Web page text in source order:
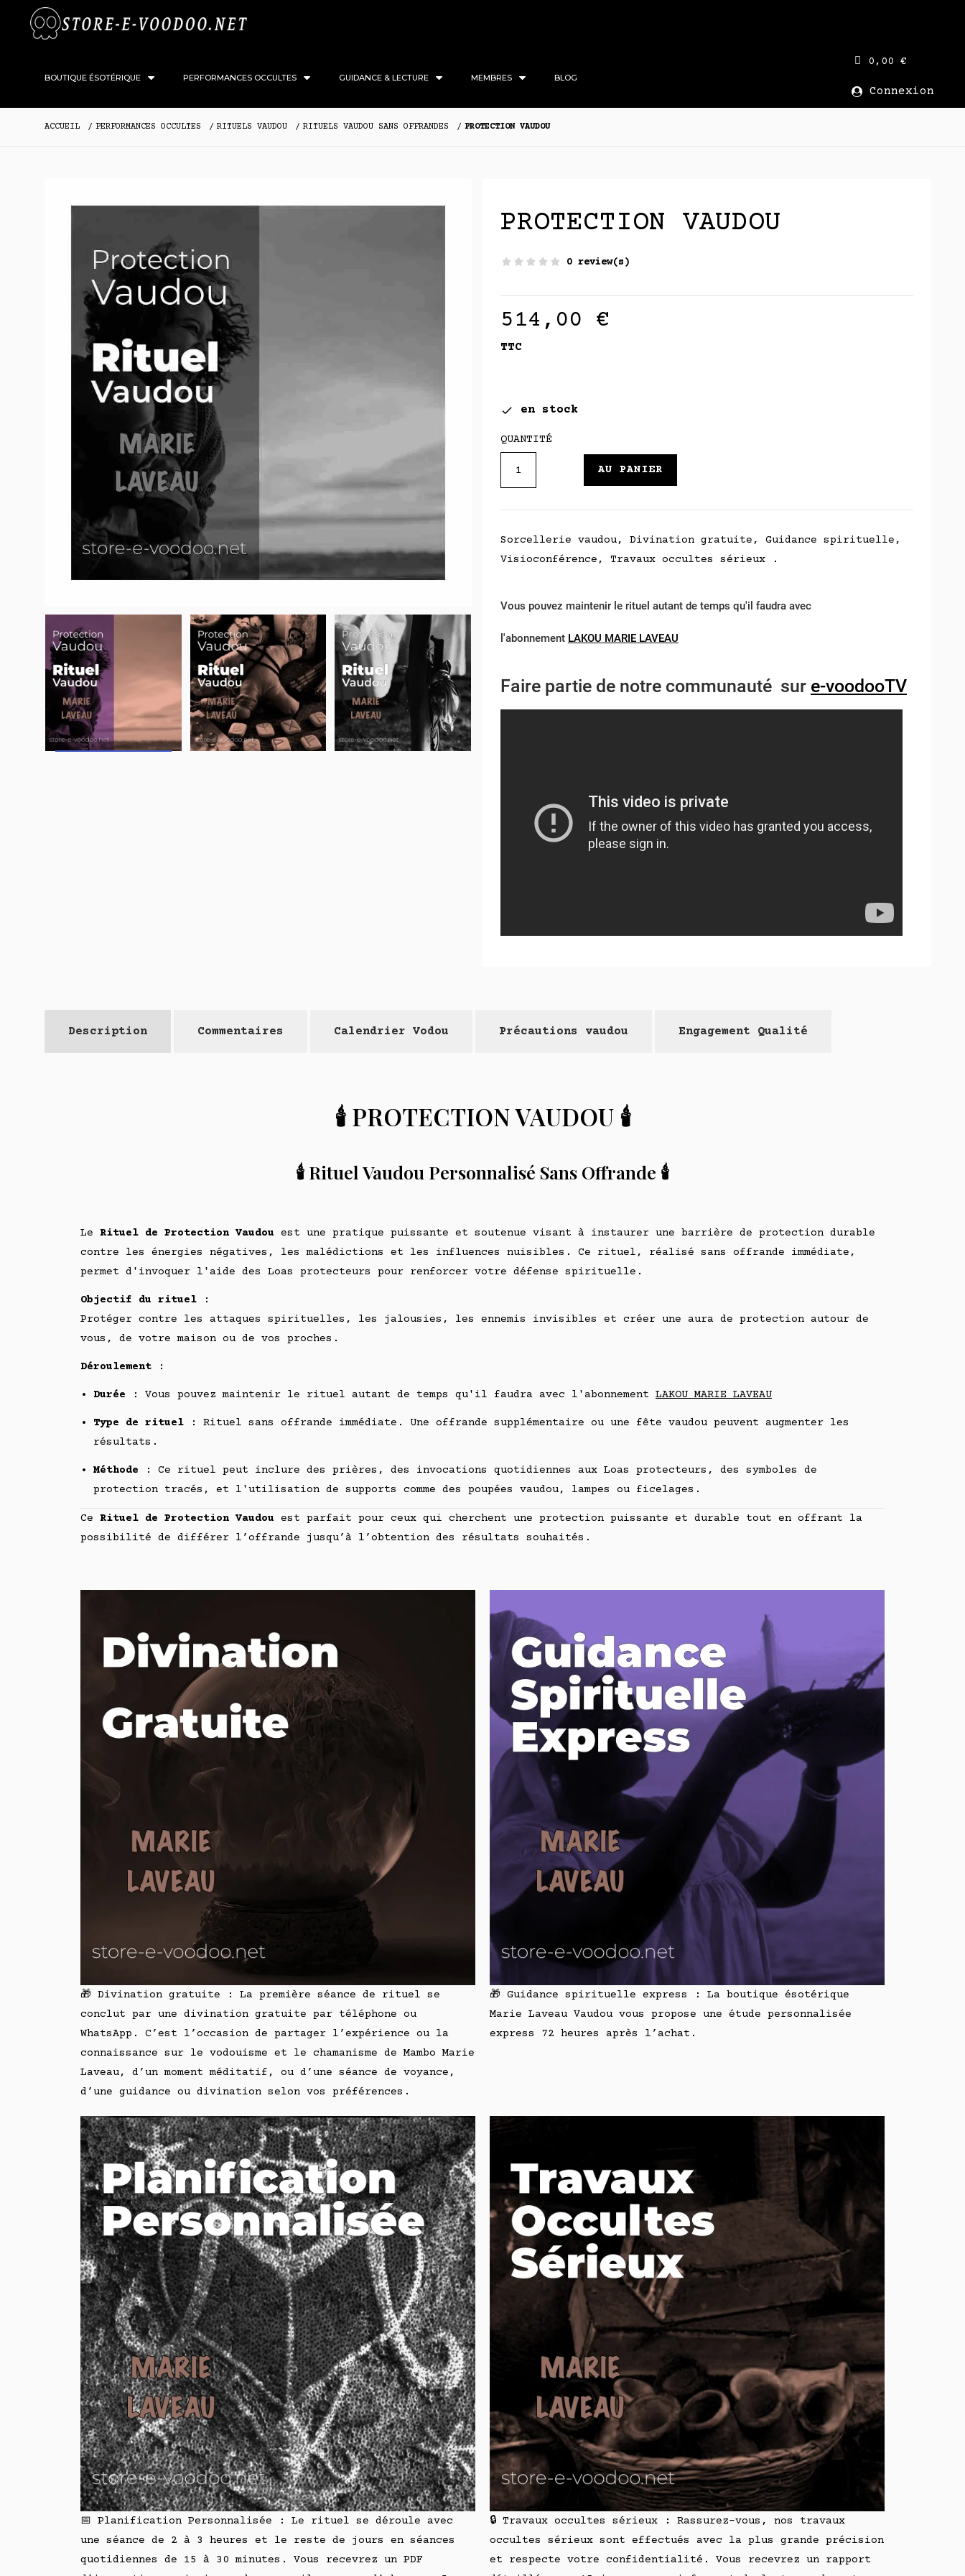
BOUTIQUE ÉSOTÉRIQUE PERFORMANCES OCCULTES GUIDANCE & LECTURE MEMBRES BLOG
0,00 €
Connexion
ACCUEIL PERFORMANCES OCCULTES RITUELS VAUDOU RITUELS VAUDOU SANS OFFRANDES PROTECTION VAUDOU
PROTECTION VAUDOU
0 review(s)
514,00 €
TTC
 en stock
QUANTITÉ
AU PANIER
Sorcellerie vaudou, Divination gratuite, Guidance spirituelle,
Visioconférence, Travaux occultes sérieux .
Vous pouvez maintenir le rituel autant de temps qu'il faudra avec
l'abonnement LAKOU MARIE LAVEAU
Faire partie de notre communauté sur e-voodooTV
Description Commentaires Calendrier Vodou Précautions vaudou Engagement Qualité
🕯️ PROTECTION VAUDOU🕯️
🕯️ Rituel Vaudou Personnalisé Sans Offrande 🕯️
Le Rituel de Protection Vaudou est une pratique puissante et soutenue visant à instaurer une barrière de protection durable
contre les énergies négatives, les malédictions et les influences nuisibles. Ce rituel, réalisé sans offrande immédiate,
permet d'invoquer l'aide des Loas protecteurs pour renforcer votre défense spirituelle.
Objectif du rituel :
Protéger contre les attaques spirituelles, les jalousies, les ennemis invisibles et créer une aura de protection autour de
vous, de votre maison ou de vos proches.
Déroulement :
Durée : Vous pouvez maintenir le rituel autant de temps qu'il faudra avec l'abonnement LAKOU MARIE LAVEAU
Type de rituel : Rituel sans offrande immédiate. Une offrande supplémentaire ou une fête vaudou peuvent augmenter les
résultats.
Méthode : Ce rituel peut inclure des prières, des invocations quotidiennes aux Loas protecteurs, des symboles de
protection tracés, et l'utilisation de supports comme des poupées vaudou, lampes ou ficelages.
Ce Rituel de Protection Vaudou est parfait pour ceux qui cherchent une protection puissante et durable tout en offrant la
possibilité de différer l’offrande jusqu’à l’obtention des résultats souhaités.
🎁 Divination gratuite : La première séance de rituel se
conclut par une divination gratuite par téléphone ou
WhatsApp. C’est l’occasion de partager l’expérience ou la
connaissance sur le vodouisme et le chamanisme de Mambo Marie
Laveau, d’un moment méditatif, ou d’une séance de voyance,
d’une guidance ou divination selon vos préférences.
🎁 Guidance spirituelle express : La boutique ésotérique
Marie Laveau Vaudou vous propose une étude personnalisée
express 72 heures après l’achat.
📅 Planification Personnalisée : Le rituel se déroule avec
une séance de 2 à 3 heures et le reste de jours en séances
quotidiennes de 15 à 30 minutes. Vous recevrez un PDF
🔒 Travaux occultes sérieux : Rassurez-vous, nos travaux
occultes sérieux sont effectués avec la plus grande précision
et respecte votre confidentialité. Vous recevrez un rapport